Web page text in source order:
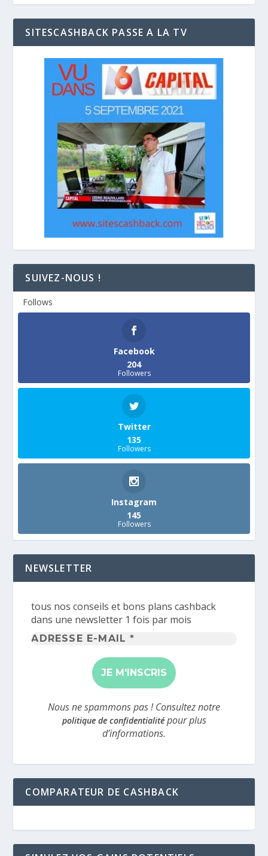
SITESCASHBACK PASSE A LA TV
SUIVEZ-NOUS !
Follows
Facebook
204
Followers
Twitter
135
Followers
Instagram
145
Followers
NEWSLETTER
tous nos conseils et bons plans cashback
dans une newsletter 1 fois par mois
Adresse
mail
*
Nous ne spammons pas ! Consultez notre
politique de confidentialitépour plus
d’informations.
COMPARATEUR DE CASHBACK